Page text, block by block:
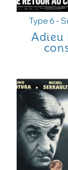
Type 6 -
Adieu